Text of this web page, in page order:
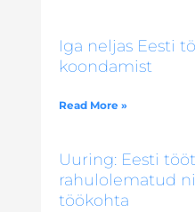
Iga neljas Eesti
koondamist
Read More »
Uuring: Eesti
rahulolematud
töökohta